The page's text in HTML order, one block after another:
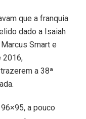
que a franquia
dado a Isaiah
Smart e
2016,
a 38ª
a pouco